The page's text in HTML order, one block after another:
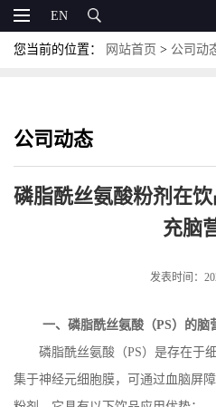
EN
您当前的位置： 网站首页 > 公司动
公司动态
磷脂酰丝氨酸粉剂在
充脑
发表时间：
一、磷脂酰丝氨酸（PS）的脑
磷脂酰丝氨酸（PS）是存在于
集于神经元细胞膜，可通过血脑屏